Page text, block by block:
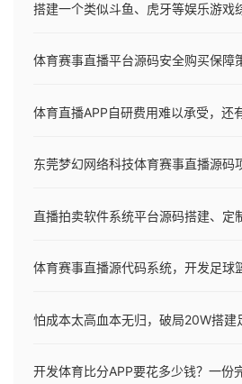
体育赛事直播平台源码安全购买保障
体育直播APP自研费用难以承受，还
直播拍卖软件系统平台源码搭建、定
怕成本太高血本无归，破局20W搭建